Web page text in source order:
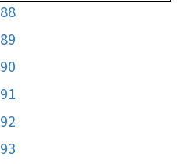
88
89
90
91
92
93